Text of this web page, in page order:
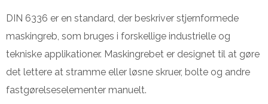
DIN 6336 er en standard, der beskriver stjernformede
maskingreb, som bruges i forskellige industrielle og
tekniske applikationer. Maskingrebet er designet til at gøre
det lettere at stramme eller løsne skruer, bolte og andre
fastgørelseselementer manuelt.